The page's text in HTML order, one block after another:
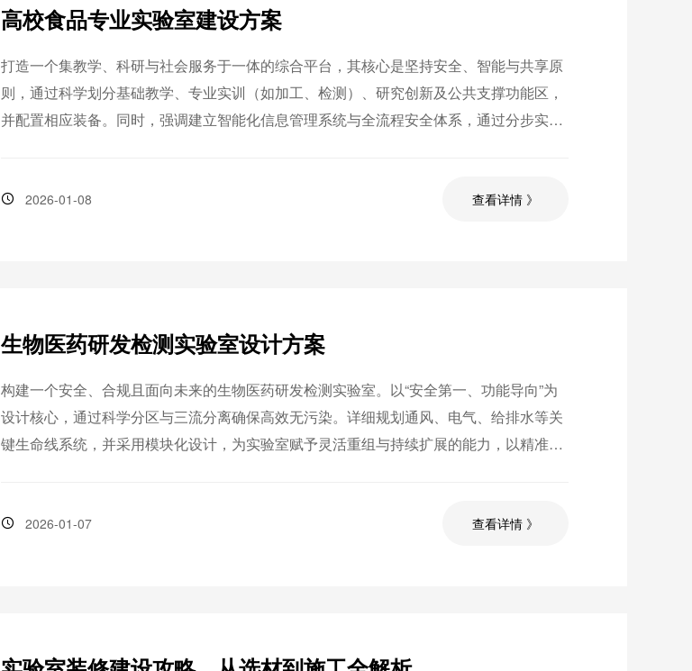
高校食品专业实验室建设方案
打造一个集教学、科研与社会服务于一体的综合平台，其核心是坚持安全、智能与共享原
则，通过科学划分基础教学、专业实训（如加工、检测）、研究创新及公共支撑功能区，
并配置相应装备。同时，强调建立智能化信息管理系统与全流程安全体系，通过分步实施
2026-01-08 查看详情 》
生物医药研发检测实验室设计方案
构建一个安全、合规且面向未来的生物医药研发检测实验室。以“安全第一、功能导向”为
设计核心，通过科学分区与三流分离确保高效无污染。详细规划通风、电气、给排水等关
键生命线系统，并采用模块化设计，为实验室赋予灵活重组与持续扩展的能力，以精准支
2026-01-07 查看详情 》